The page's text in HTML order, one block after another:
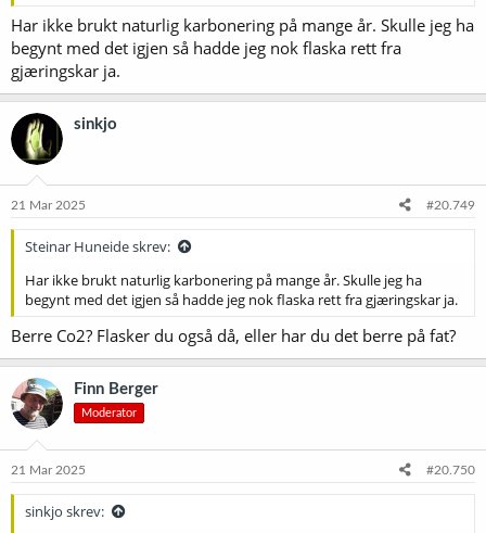
Har ikke brukt naturlig karbonering på mange år. Skulle jeg ha
begynt med det igjen så hadde jeg nok flaska rett fra
gjæringskar ja.
sinkjo
21 Mar 2025 #20.749
Steinar Huneide skrev:
Har ikke brukt naturlig karbonering på mange år. Skulle jeg ha
begynt med det igjen så hadde jeg nok flaska rett fra gjæringskar ja.
Berre Co2? Flasker du også då, eller har du det berre på fat?
Finn Berger
Moderator
21 Mar 2025 #20.750
sinkjo skrev: